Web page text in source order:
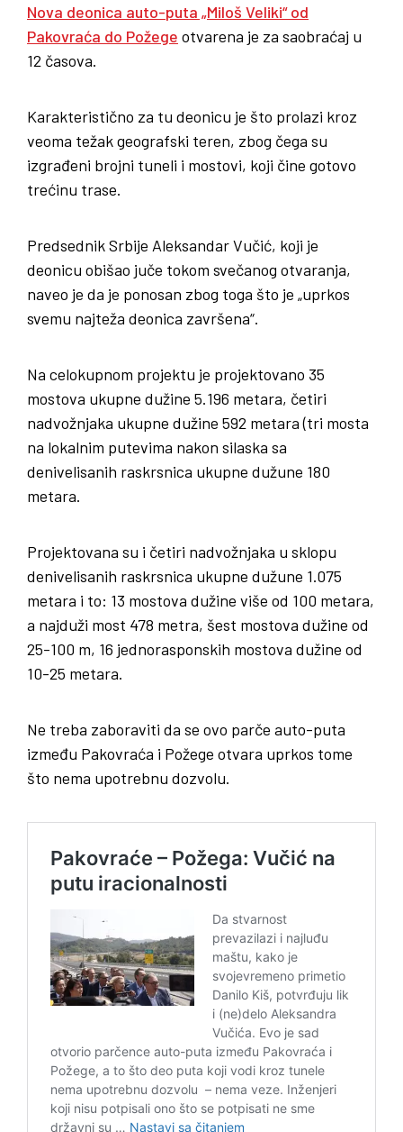
Nova deonica auto-puta „Miloš Veliki“ od
Pakovraća do Požege otvarena je za saobraćaj u
12 časova.
Karakteristično za tu deonicu je što prolazi kroz
veoma težak geografski teren, zbog čega su
izgrađeni brojni tuneli i mostovi, koji čine gotovo
trećinu trase.
Predsednik Srbije Aleksandar Vučić, koji je
deonicu obišao juče tokom svečanog otvaranja,
naveo je da je ponosan zbog toga što je „uprkos
svemu najteža deonica završena“.
Na celokupnom projektu je projektovano 35
mostova ukupne dužine 5.196 metara, četiri
nadvožnjaka ukupne dužine 592 metara (tri mosta
na lokalnim putevima nakon silaska sa
denivelisanih raskrsnica ukupne dužune 180
metara.
Projektovana su i četiri nadvožnjaka u sklopu
denivelisanih raskrsnica ukupne dužune 1.075
metara i to: 13 mostova dužine više od 100 metara,
a najduži most 478 metra, šest mostova dužine od
25-100 m, 16 jednorasponskih mostova dužine od
10-25 metara.
Ne treba zaboraviti da se ovo parče auto-puta
između Pakovraća i Požege otvara uprkos tome
što nema upotrebnu dozvolu.